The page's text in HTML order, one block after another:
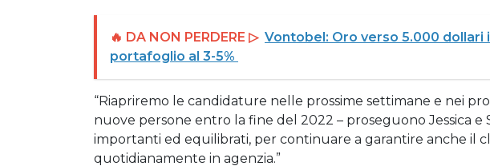
🔥 DA NON PERDERE ▷ Vontobel: Oro verso 5.000 dollari
portafoglio al 3-5%
“Riapriremo le candidature nelle prossime settimane e nei
nuove persone entro la fine del 2022 – proseguono Jessica e
importanti ed equilibrati, per continuare a garantire anche il
quotidianamente in agenzia.”